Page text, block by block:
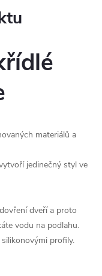
materiálů a
jedinečný styl ve
dveří a proto
vodu na podlahu.
profily.